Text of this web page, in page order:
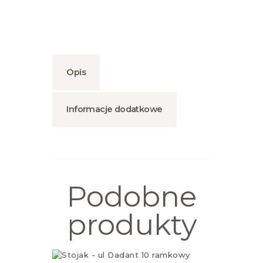
Opis
Informacje dodatkowe
Podobne
produkty